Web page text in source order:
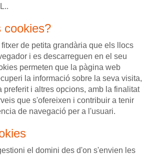
cookies?
de petita grandària que els llocs
i es descarreguen en el seu
permeten que la pàgina web
la informació sobre la seva visita,
preferit i altres opcions, amb la finalitat
que s'ofereixen i contribuir a tenir
de navegació per a l'usuari.
el domini des d'on s'envien les